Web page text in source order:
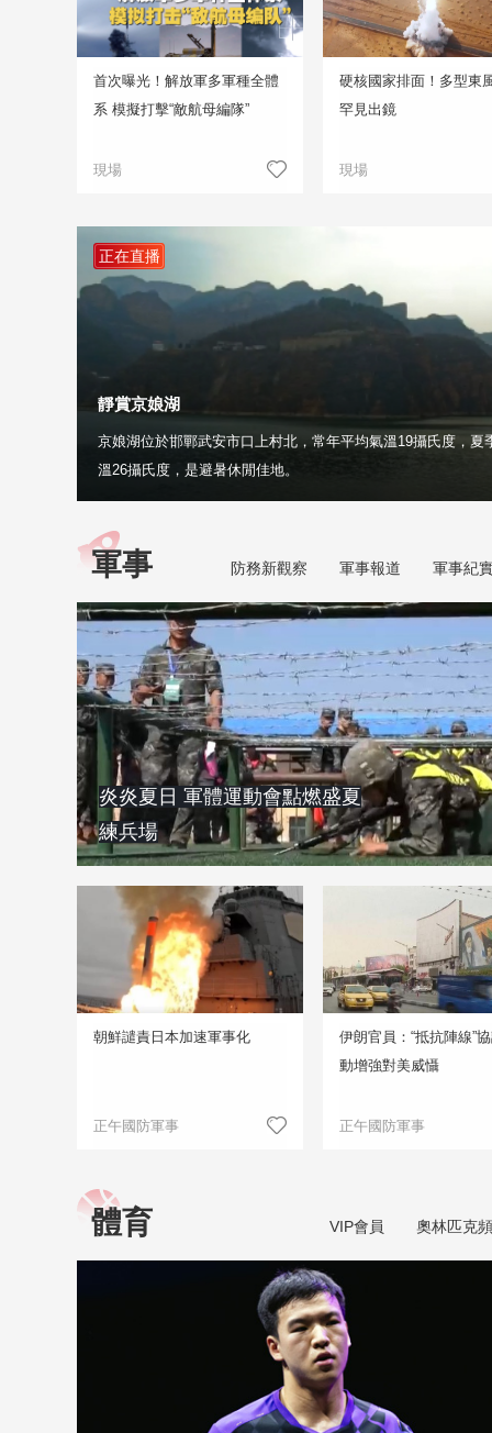
首次曝光！解放軍多軍種全體
系 模擬打擊“敵航母編隊”
現場
硬核國家排面！多型東
罕見出鏡
現場
正在直播
靜賞京娘湖
京娘湖位於邯鄲武安市口上村北，常年平均氣溫19攝氏度，夏
溫26攝氏度，是避暑休閒佳地。
軍事 防務新觀察 軍事報道 軍事紀
炎炎夏日 軍體運動會點燃盛夏
練兵場
朝鮮譴責日本加速軍事化
正午國防軍事
伊朗官員：“抵抗陣線”
動增強對美威懾
正午國防軍事
體育 VIP會員 奧林匹克